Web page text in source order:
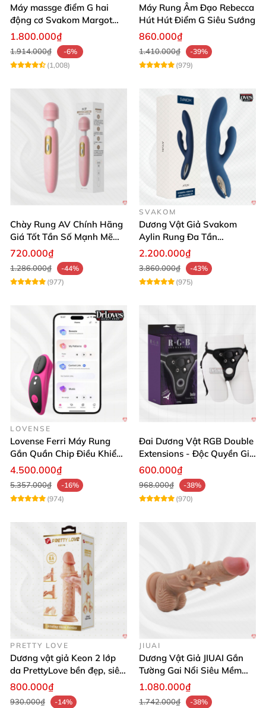
Máy massge điểm G hai
động cơ Svakom Margot
điều khiển qua app
1.800.000₫
1.914.000₫
-6%
(1,008)
Máy Rung Âm Đạo Rebecca
Hút Hút Điểm G Siêu Sướng
860.000₫
1.410.000₫
-39%
(979)
Chày Rung AV Chính Hãng
Giá Tốt Tần Số Mạnh Mẽ
Siêu Bền
720.000₫
1.286.000₫
-44%
(977)
SVAKOM
Dương Vật Giả Svakom
Aylin Rung Đa Tần
Massage Sung Sướng
2.200.000₫
3.860.000₫
-43%
(975)
LOVENSE
Lovense Ferri Máy Rung
Gắn Quần Chip Điều Khiển
App Tăng Hưng Phấn
4.500.000₫
5.357.000₫
-16%
(974)
Đai Dương Vật RGB Double
Extensions - Độc Quyền Giá
Sốc
600.000₫
968.000₫
-38%
(970)
PRETTY LOVE
Dương vật giả Keon 2 lớp
da PrettyLove bền đẹp, siêu
mềm mại
800.000₫
930.000₫ -14%
JIUAI
Dương Vật Giả JIUAI Gắn
Tường Gai Nổi Siêu Mềm
Thoải Mái Mua Ngay
1.080.000₫
1.742.000₫ -38%